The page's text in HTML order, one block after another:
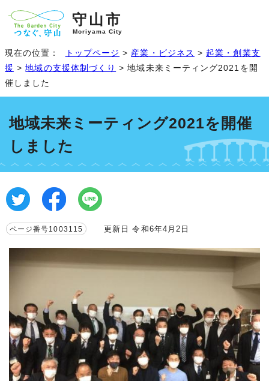
守山市
Moriyama City
現在の位置： トップページ > 産業・ビジネス > 起業・創業支
援 >地域の支援体制づくり > 地域未来ミーティング2021を開
催しました
地域未来ミーティング2021を開催
しました
ページ番号1003115 更新日 令和6年4月2日